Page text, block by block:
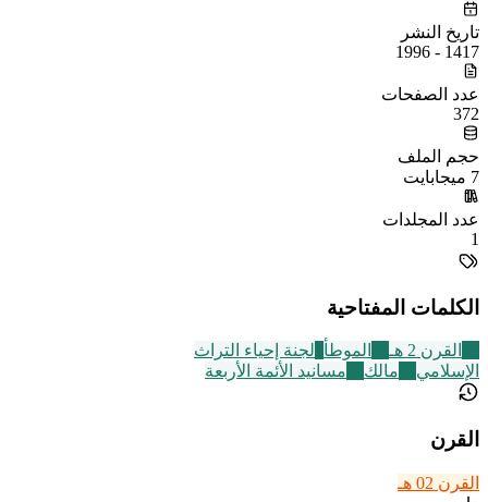
تاريخ النشر
1417 - 1996
عدد الصفحات
372
حجم الملف
7 ميجابايت
عدد المجلدات
1
الكلمات المفتاحية
القرن 2 هـ الموطأ لجنة إحياء التراث
الإسلامي
مالك مسانيد الأئمة الأربعة
القرن
القرن 02 هـ